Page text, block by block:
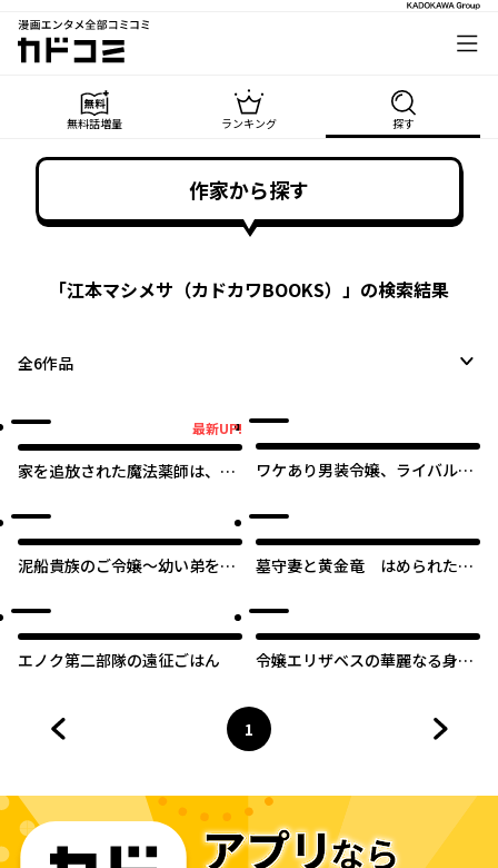
漫画エンタメ全部コミコミ
カドコミ
無料話増量 ランキング 探す
作家から探す
「江本マシメサ（カドカワBOOKS） 」の検索結果
全6作品
最新UP!
家を追放された魔法薬師は、薬
園で第二の人生を謳歌する
ワケあり男装令嬢、ライバルか
泥船貴族のご令嬢～幼い弟を息
き残る！～
墓守妻と黄金竜 はめられた花
れるようです
エノク第二部隊の遠征ごはん
令嬢エリザベスの華麗なる身代
ページ
1
へ